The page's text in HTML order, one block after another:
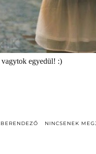
egyedül! :)
NINCSENEK